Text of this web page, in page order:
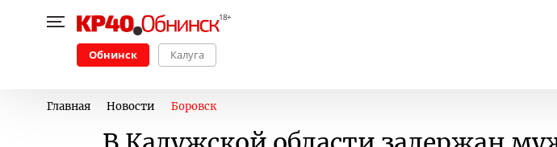
Обнинск Калуга
Главная Новости Боровск